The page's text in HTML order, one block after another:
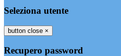
Seleziona utente
button close ×
Recupero password